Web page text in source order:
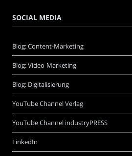
SOCIAL MEDIA
Blog: Content-Marketing
Blog: Video-Marketing
Blog: Digitalisierung
YouTube Channel Verlag
YouTube Channel industryPRESS
LinkedIn